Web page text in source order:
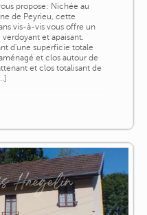
propose: Nichée au
de Peyrieu, cette
vis-à-vis vous offre un
et apaisant.
d'une superficie totale
et clos autour de
et clos totalisant de